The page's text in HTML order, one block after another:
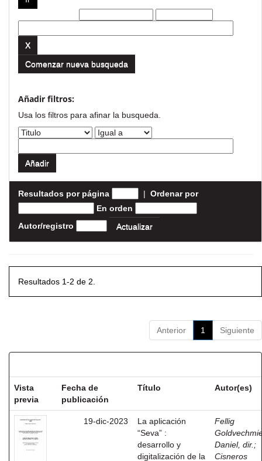
Comenzar nueva busqueda
Añadir filtros:
Usa los filtros para afinar la busqueda.
Resultados por página | Ordenar por
En orden
Autor/registro
Resultados 1-2 de 2.
Anterior 1 Siguiente
Vista
previa
Fecha de
publicación
Título Autor(es)
19-dic-2023
La aplicación
“Seva” :
desarrollo y
digitalización de la
Fellig
Daniel, dir. ;
Cisneros